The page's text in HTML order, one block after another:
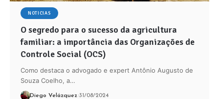
NOTICIAS
O segredo para o sucesso da agricultura
familiar: a importância das Organizações de
Controle Social (OCS)
Como destaca o advogado e expert Antônio Augusto de
Souza Coelho, a…
Diego Velázquez 31/08/2024